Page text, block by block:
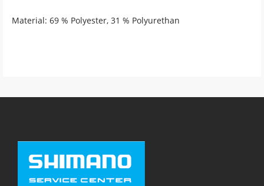
Material: 69 % Polyester, 31 % Polyurethan